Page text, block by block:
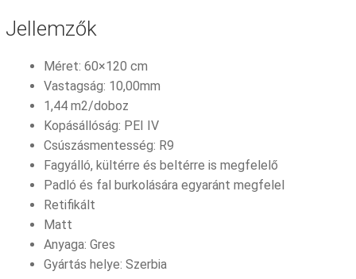
Jellemzők
Méret: 60×120 cm
Vastagság: 10,00mm
1,44 m2/doboz
Kopásállóság: PEI IV
Csúszásmentesség: R9
Fagyálló, kültérre és beltérre is megfelelő
Padló és fal burkolására egyaránt megfelel
Retifikált
Matt
Anyaga: Gres
Gyártás helye: Szerbia